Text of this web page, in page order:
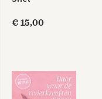
€ 15,00